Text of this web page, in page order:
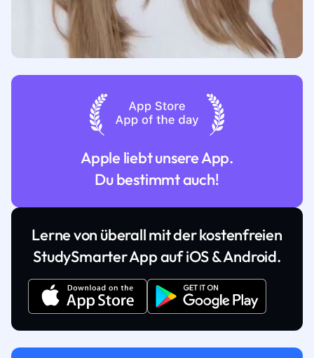
Apple liebt unsere App.
Du bestimmt auch!
Lerne von überall mit der kostenfreien
StudySmarter App auf iOS & Android.